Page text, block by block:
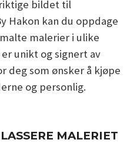
bildet til
Hakon kan du oppdage
malerier i ulike
unikt og signert av
deg som ønsker å kjøpe
og personlig.
MALERIET